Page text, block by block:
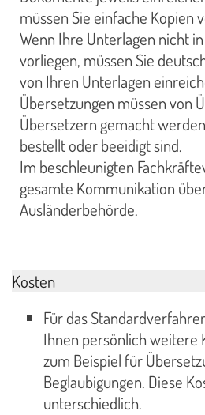
müssen Sie einfache Kopien
Wenn Ihre Unterlagen nicht
vorliegen, müssen Sie
von Ihren Unterlagen
Übersetzungen müssen von
Übersetzern gemacht
bestellt oder beeidigt sind.
Im beschleunigten
gesamte Kommunikation
Ausländerbehörde.
Kosten
Für das
Ihnen persönlich weitere
zum Beispiel für
Beglaubigungen. Diese
unterschiedlich.